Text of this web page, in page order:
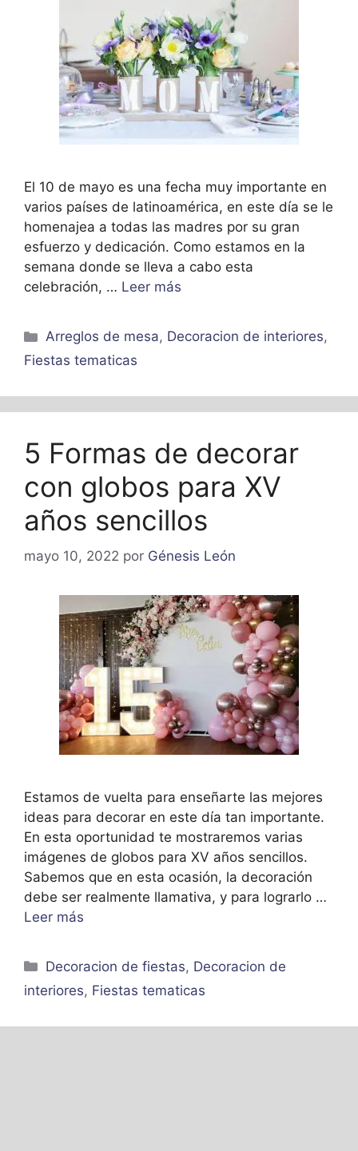
El 10 de mayo es una fecha muy importante en
varios países de latinoamérica, en este día se le
homenajea a todas las madres por su gran
esfuerzo y dedicación. Como estamos en la
semana donde se lleva a cabo esta
celebración, … Leer más
Categorías
Arreglos de mesa, Decoracion de interiores,
Fiestas tematicas
5 Formas de decorar
con globos para XV
años sencillos
mayo 10, 2022 por Génesis León
Estamos de vuelta para enseñarte las mejores
ideas para decorar en este día tan importante.
En esta oportunidad te mostraremos varias
imágenes de globos para XV años sencillos.
Sabemos que en esta ocasión, la decoración
debe ser realmente llamativa, y para lograrlo …
Leer más
Categorías
Decoracion de fiestas, Decoracion de
interiores, Fiestas tematicas